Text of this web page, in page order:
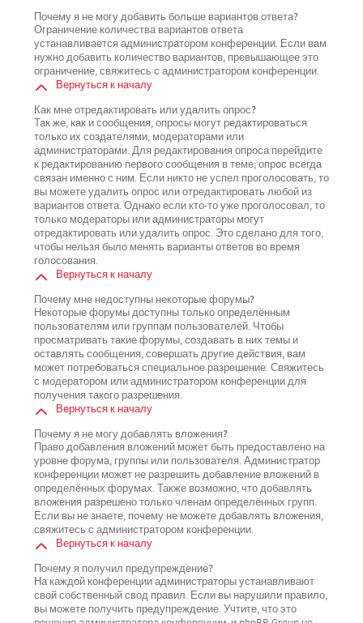
Почему я не могу добавить больше вариантов ответа?
Ограничение количества вариантов ответа
устанавливается администратором конференции. Если вам
нужно добавить количество вариантов, превышающее это
ограничение, свяжитесь с администратором конференции.
Вернуться к началу
Как мне отредактировать или удалить опрос?
Так же, как и сообщения, опросы могут редактироваться
только их создателями, модераторами или
администраторами. Для редактирования опроса перейдите
к редактированию первого сообщения в теме; опрос всегда
связан именно с ним. Если никто не успел проголосовать, то
вы можете удалить опрос или отредактировать любой из
вариантов ответа. Однако если кто-то уже проголосовал, то
только модераторы или администраторы могут
отредактировать или удалить опрос. Это сделано для того,
чтобы нельзя было менять варианты ответов во время
голосования.
Вернуться к началу
Почему мне недоступны некоторые форумы?
Некоторые форумы доступны только определённым
пользователям или группам пользователей. Чтобы
просматривать такие форумы, создавать в них темы и
оставлять сообщения, совершать другие действия, вам
может потребоваться специальное разрешение. Свяжитесь
с модератором или администратором конференции для
получения такого разрешения.
Вернуться к началу
Почему я не могу добавлять вложения?
Право добавления вложений может быть предоставлено на
уровне форума, группы или пользователя. Администратор
конференции может не разрешить добавление вложений в
определённых форумах. Также возможно, что добавлять
вложения разрешено только членам определённых групп.
Если вы не знаете, почему не можете добавлять вложения,
свяжитесь с администратором конференции.
Вернуться к началу
Почему я получил предупреждение?
На каждой конференции администраторы устанавливают
свой собственный свод правил. Если вы нарушили правило,
вы можете получить предупреждение. Учтите, что это